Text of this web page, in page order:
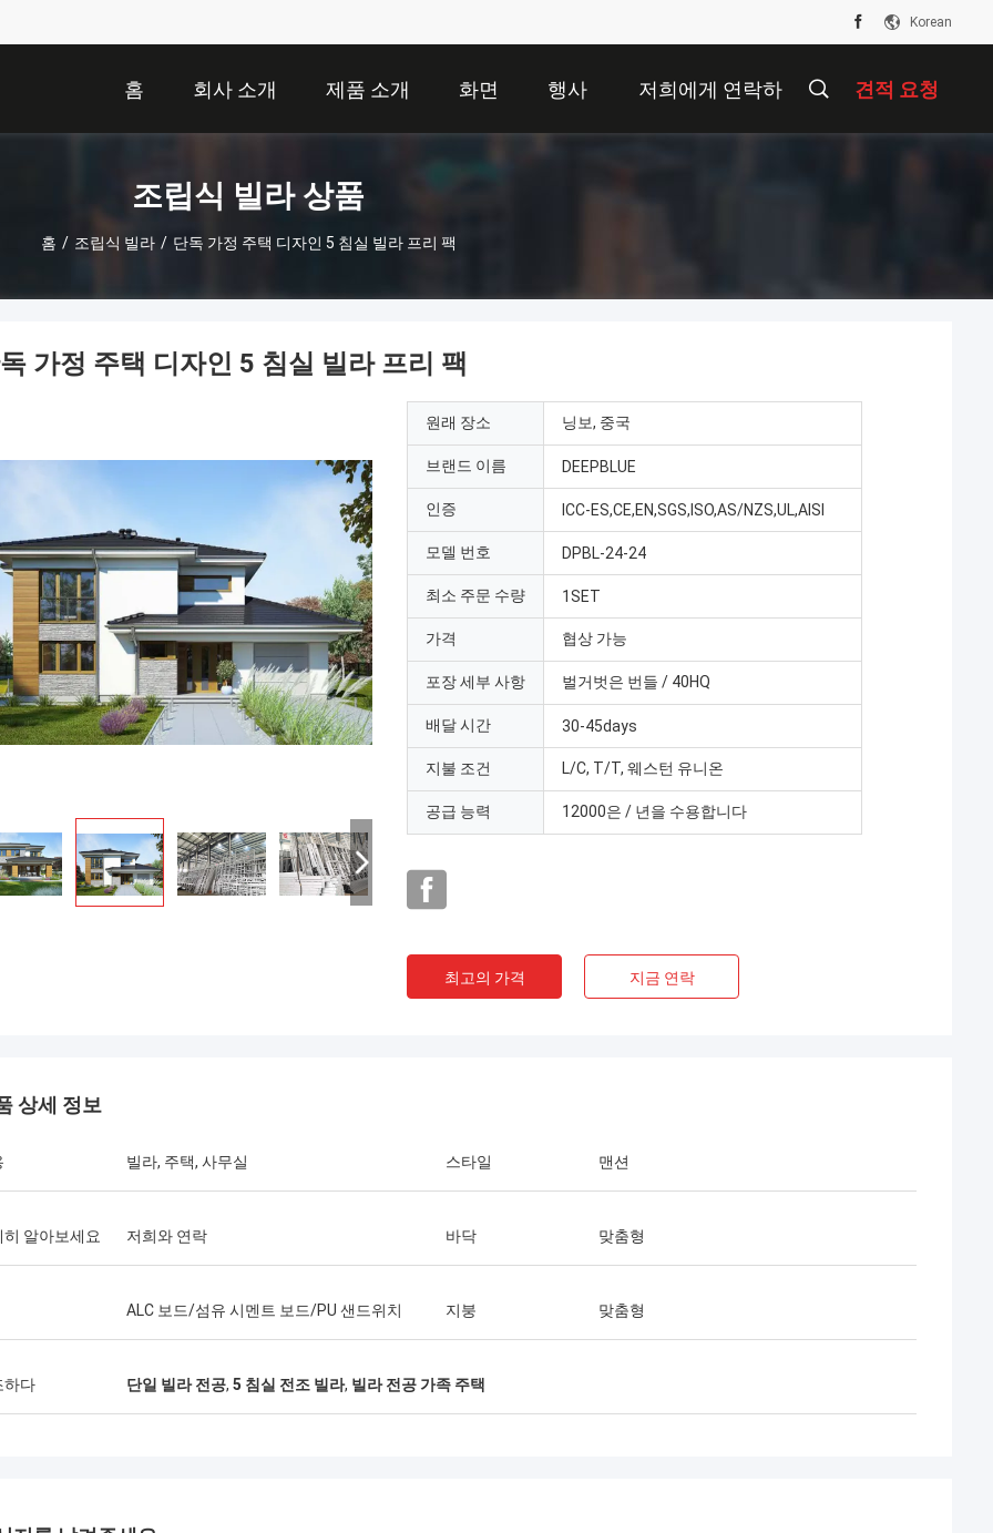
Korean
홈 회사 소개 제품 소개 화면 행사 저희에게 연락하 견적 요청
조립식 빌라 상품
홈 / 조립식 빌라 / 단독 가정 주택 디자인 5 침실 빌라 프리 팩
게리
단발
표시
가정 주택 디자인 5 침실 빌라 프리 팩
원래 장소 닝보, 중국
브랜드 이름 DEEPBLUE
인증 ICC-ES,CE,EN,SGS,ISO,AS/NZS,UL,AISI
모델 번호 DPBL-24-24
최소 주문 수량 1SET
가격 협상 가능
포장 세부 사항 벌거벗은 번들 / 40HQ
배달 시간 30-45days
지불 조건 L/C, T/T, 웨스턴 유니온
공급 능력 12000은 / 년을 수용합니다
최고의 가격 지금 연락
상세 정보
빌라, 주택, 사무실 스타일 맨션
히 알아보세요 저희와 연락 바닥 맞춤형
ALC 보드/섬유 시멘트 보드/PU 샌드위치 지붕 맞춤형
하다 단일 빌라 전공, 5 침실 전조 빌라, 빌라 전공 가족 주택